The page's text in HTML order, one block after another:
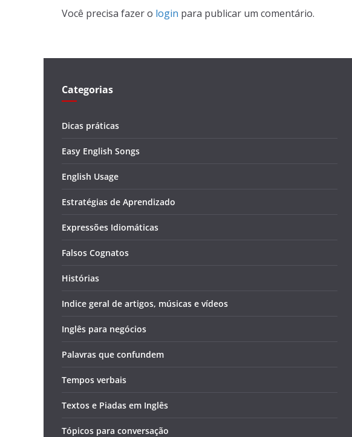
Você precisa fazer o login para publicar um comentário.
Categorias
Dicas práticas
Easy English Songs
English Usage
Estratégias de Aprendizado
Expressões Idiomáticas
Falsos Cognatos
Histórias
Indice geral de artigos, músicas e vídeos
Inglês para negócios
Palavras que confundem
Tempos verbais
Textos e Piadas em Inglês
Tópicos para conversação